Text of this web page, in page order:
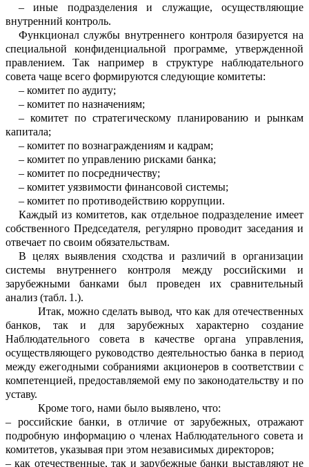
–
иные подразделения и служащие, осуществляющие
внутренний контроль.
Функционал службы внутреннего контроля базируется на
специальной конфиденциальной программе, утвержденной
правлением.
Так например в структуре наблюдательного
совета чаще всего формируются следующие комитеты:
– комитет по аудиту;
– комитет по назначениям;
– комитет по стратегическому планированию и рынкам
капитала;
– комитет по вознаграждениям и кадрам;
– комитет по управлению рисками банка;
– комитет по посредничеству;
– комитет уязвимости финансовой системы;
– комитет по противодействию коррупции.
Каждый из комитетов, как отдельное подразделение имеет
собственного Председателя, регулярно проводит заседания и
отвечает по своим обязательствам.
В целях выявления сходства и различий в организации
системы внутреннего контроля между российскими и
зарубежными банкамибыл проведен их сравнительный
анализ (табл. 1.).
Итак, можно сделать вывод, что как для отечественных
банков, так и для зарубежных характерно создание
Наблюдательного совета в качестве органа управления,
осуществляющего руководство деятельностью банка в период
между ежегодными собраниями акционеров в соответствии с
компетенцией, предоставляемой ему по законодательству и по
уставу.
Кроме того, нами было выявлено, что:
– российские банки, в отличие от зарубежных, отражают
подробную информацию о членах Наблюдательного совета и
комитетов, указывая при этом независимых директоров;
– как отечественные, так и зарубежные банки выставляют не